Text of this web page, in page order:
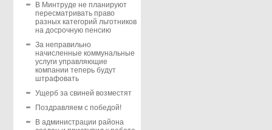
В Минтруде не планируют
пересматривать право
разных категорий льготников
на досрочную пенсию
За неправильно
начисленные коммунальные
услуги управляющие
компании теперь будут
штрафовать
Ущерб за свиней возместят
Поздравляем с победой!
В администрации района